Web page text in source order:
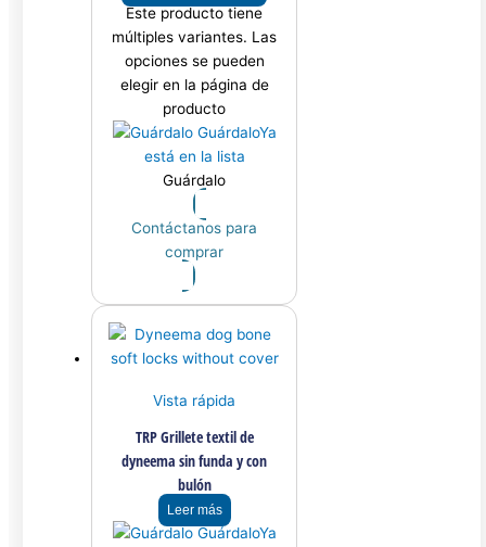
Este producto tiene
múltiples variantes. Las
opciones se pueden
elegir en la página de
producto
GuárdaloYa
está en la lista
Guárdalo
Contáctanos para
comprar
Vista rápida
TRP Grillete textil de
dyneema sin funda y con
bulón
Leer más
GuárdaloYa